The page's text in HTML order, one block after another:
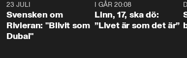
23 JULI
Svensken om
Rivieran: "Blivit som
Dubai"
I GÅR 20:08
Linn, 17, ska dö:
”Livet är som det är”